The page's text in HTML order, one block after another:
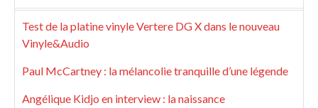
Test de la platine vinyle Vertere DG X dans le nouveau
Vinyle&Audio
Paul McCartney : la mélancolie tranquille d’une légende
Angélique Kidjo en interview : la naissance